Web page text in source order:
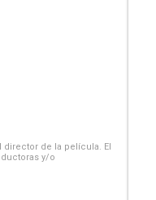
de la película. El
y/o